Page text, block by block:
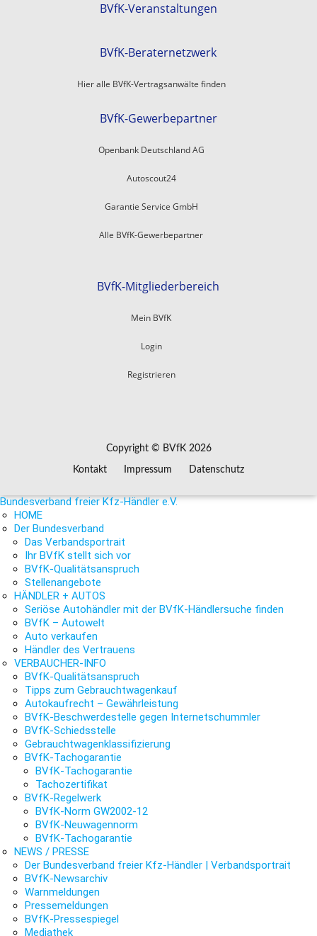
BVfK-Veranstaltungen
BVfK-Beraternetzwerk
Hier alle BVfK-Vertragsanwälte finden
BVfK-Gewerbepartner
Openbank Deutschland AG
Autoscout24
Garantie Service GmbH
Alle BVfK-Gewerbepartner
BVfK-Mitgliederbereich
Mein BVfK
Login
Registrieren
Copyright © BVfK 2026
Kontakt Impressum Datenschutz
Bundesverband freier Kfz-Händler e.V.
HOME
Der Bundesverband
Das Verbandsportrait
Ihr BVfK stellt sich vor
BVfK-Qualitätsanspruch
Stellenangebote
HÄNDLER + AUTOS
Seriöse Autohändler mit der BVfK-Händlersuche finden
BVfK – Autowelt
Auto verkaufen
Händler des Vertrauens
VERBAUCHER-INFO
BVfK-Qualitätsanspruch
Tipps zum Gebrauchtwagenkauf
Autokaufrecht – Gewährleistung
BVfK-Beschwerdestelle gegen Internetschummler
BVfK-Schiedsstelle
Gebrauchtwagenklassifizierung
BVfK-Tachogarantie
BVfK-Tachogarantie
Tachozertifikat
BVfK-Regelwerk
BVfK-Norm GW2002-12
BVfK-Neuwagennorm
BVfK-Tachogarantie
NEWS / PRESSE
Der Bundesverband freier Kfz-Händler | Verbandsportrait
BVfK-Newsarchiv
Warnmeldungen
Pressemeldungen
BVfK-Pressespiegel
Mediathek